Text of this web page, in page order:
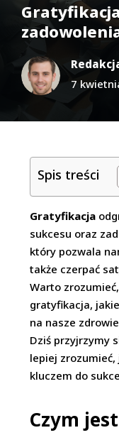
7
Spis treści
Gratyfikacja
sukcesu oraz
który pozwala
także czerpać
Warto
gratyfikacja,
na nasze
Dziś przyjrzymy
lepiej
kluczem do
Czym